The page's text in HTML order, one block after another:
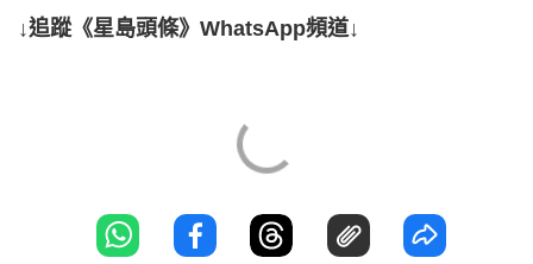
↓追蹤《星島頭條》WhatsApp頻道↓